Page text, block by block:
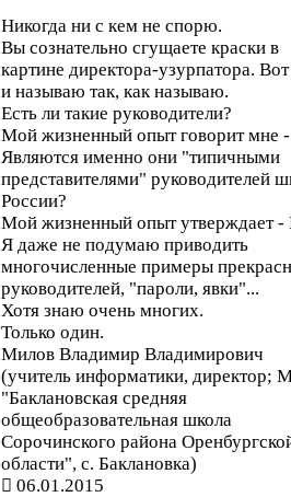
Никогда ни с кем не спорю.
Вы сознательно сгущаете краски в
картине директора-узурпатора. Вот
и называю так, как называю.
Есть ли такие руководители?
Мой жизненный опыт говорит мне -
Являются именно они "типичными
представителями" руководителей
России?
Мой жизненный опыт утверждает -
Я даже не подумаю приводить
многочисленные примеры
руководителей, "пароли, явки"...
Хотя знаю очень многих.
Только один.
Милов Владимир Владимирович
(учитель информатики, директор;
"Баклановская средняя
общеобразовательная школа
Сорочинского района
области", с. Баклановка)
06.01.2015